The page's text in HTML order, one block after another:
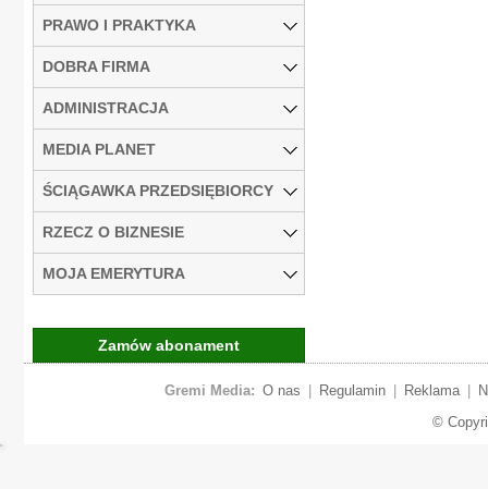
PRAWO I PRAKTYKA
DOBRA FIRMA
ADMINISTRACJA
MEDIA PLANET
ŚCIĄGAWKA PRZEDSIĘBIORCY
RZECZ O BIZNESIE
MOJA EMERYTURA
Zamów abonament
Gremi Media: O nas Regulamin Reklama
©